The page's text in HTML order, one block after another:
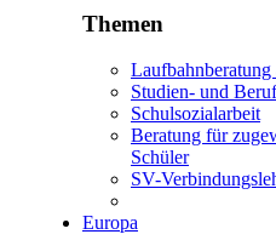
Themen
Studien- und
Schulsozialarbeit
Beratung für
Schüler
SV-
Europa